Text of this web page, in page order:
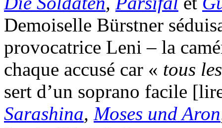
Demoiselle Bürstner
provocatrice Leni – la
chaque accusé car « tous
sert d’un soprano facile
Sarashina, Moses und Aron